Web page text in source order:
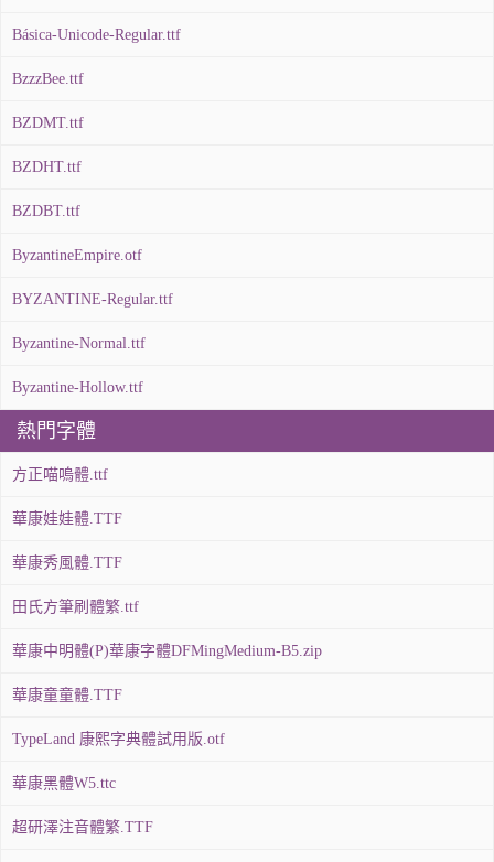
Básica-Unicode-Regular.ttf
BzzzBee.ttf
BZDMT.ttf
BZDHT.ttf
BZDBT.ttf
ByzantineEmpire.otf
BYZANTINE-Regular.ttf
Byzantine-Normal.ttf
Byzantine-Hollow.ttf
熱門字體
方正喵嗚體.ttf
華康娃娃體.TTF
華康秀風體.TTF
田氏方筆刷體繁.ttf
華康中明體(P)華康字體DFMingMedium-B5.zip
華康童童體.TTF
TypeLand 康熙字典體試用版.otf
華康黑體W5.ttc
超研澤注音體繁.TTF